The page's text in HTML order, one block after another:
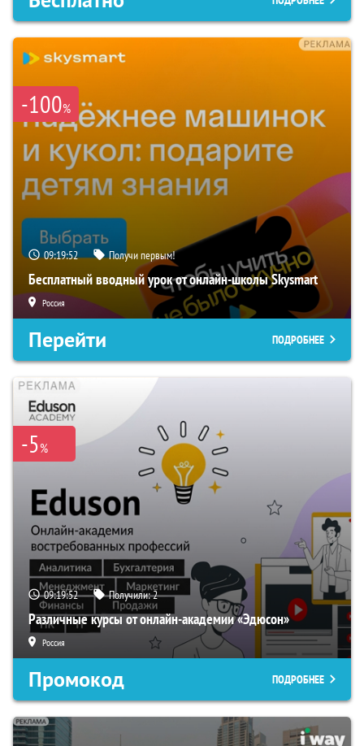
-100%
09:19:51 Получи первым!
Бесплатный вводный урок от онлайн-школы Skysmart
Россия
Перейти ПОДРОБНЕЕ
-5%
09:19:51 Получили:2
Различные курсы от онлайн-академии «Эдюсон»
Россия
Промокод ПОДРОБНЕЕ